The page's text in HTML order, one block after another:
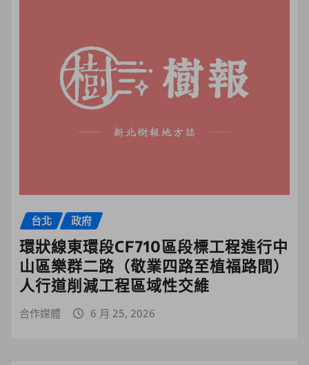
台北 政府
環狀線東環段CF710區段標工程進行中
山區樂群二路（敬業四路至植福路間）
人行道削減工程區域性交維
合作媒體 6 月 25, 2026